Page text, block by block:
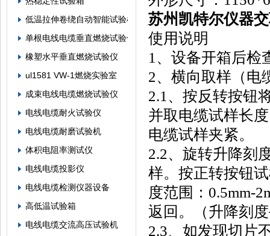
低温拉伸卷绕自动智能试验机
单根电线电缆垂直燃烧试验仪
橡塑水平垂直燃烧试验仪
ul1581 VW-1燃烧实验室
成束电线电缆燃烧试验仪
电线电缆耐火试验仪
电线电缆耐磨试验机
体积电阻率测试仪
电线电缆投影仪
电线电缆检测仪器设备
高低温试验箱
电线电缆交流高压试验机
苏州凯特尔仪器
使用说明
1、设备开箱后
2、横向取样（
2.1、按反转按钮
并取电缆试样长
电缆试样夹紧。
2.2、旋转升降刻
样。按正转按钮
度范围：0.5mm-
返回。（升降刻
2.3、如发现切片